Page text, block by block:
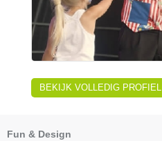
BEKIJK VOLLEDIG PROFIEL
Fun & Design